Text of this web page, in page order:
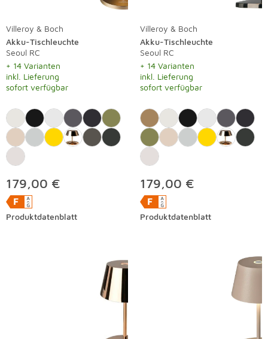
Villeroy & Boch
Akku-Tischleuchte
Seoul RC
+ 14 Varianten
inkl. Lieferung
sofort verfügbar
179,00 €
Produktdatenblatt
Villeroy & Boch
Akku-Tischleuchte
Seoul RC
+ 14 Varianten
inkl. Lieferung
sofort verfügbar
179,00 €
Produktdatenblatt